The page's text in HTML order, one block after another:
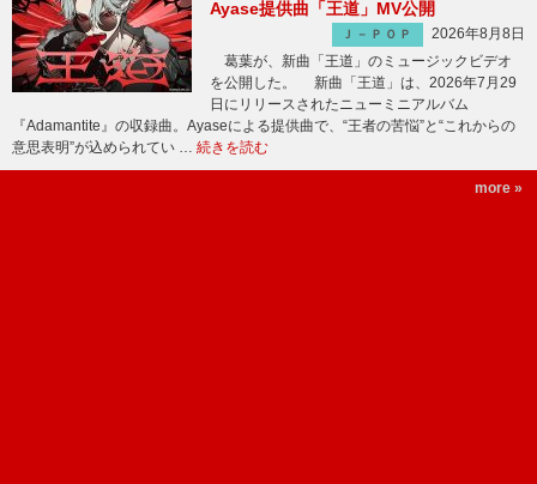
Ayase提供曲「王道」MV公開
Ｊ－ＰＯＰ
2026年8月8日
葛葉が、新曲「王道」のミュージックビデオ
を公開した。 新曲「王道」は、2026年7月29
日にリリースされたニューミニアルバム
『Adamantite』の収録曲。Ayaseによる提供曲で、“王者の苦悩”と“これからの
意思表明”が込められてい … 続きを読む
more »